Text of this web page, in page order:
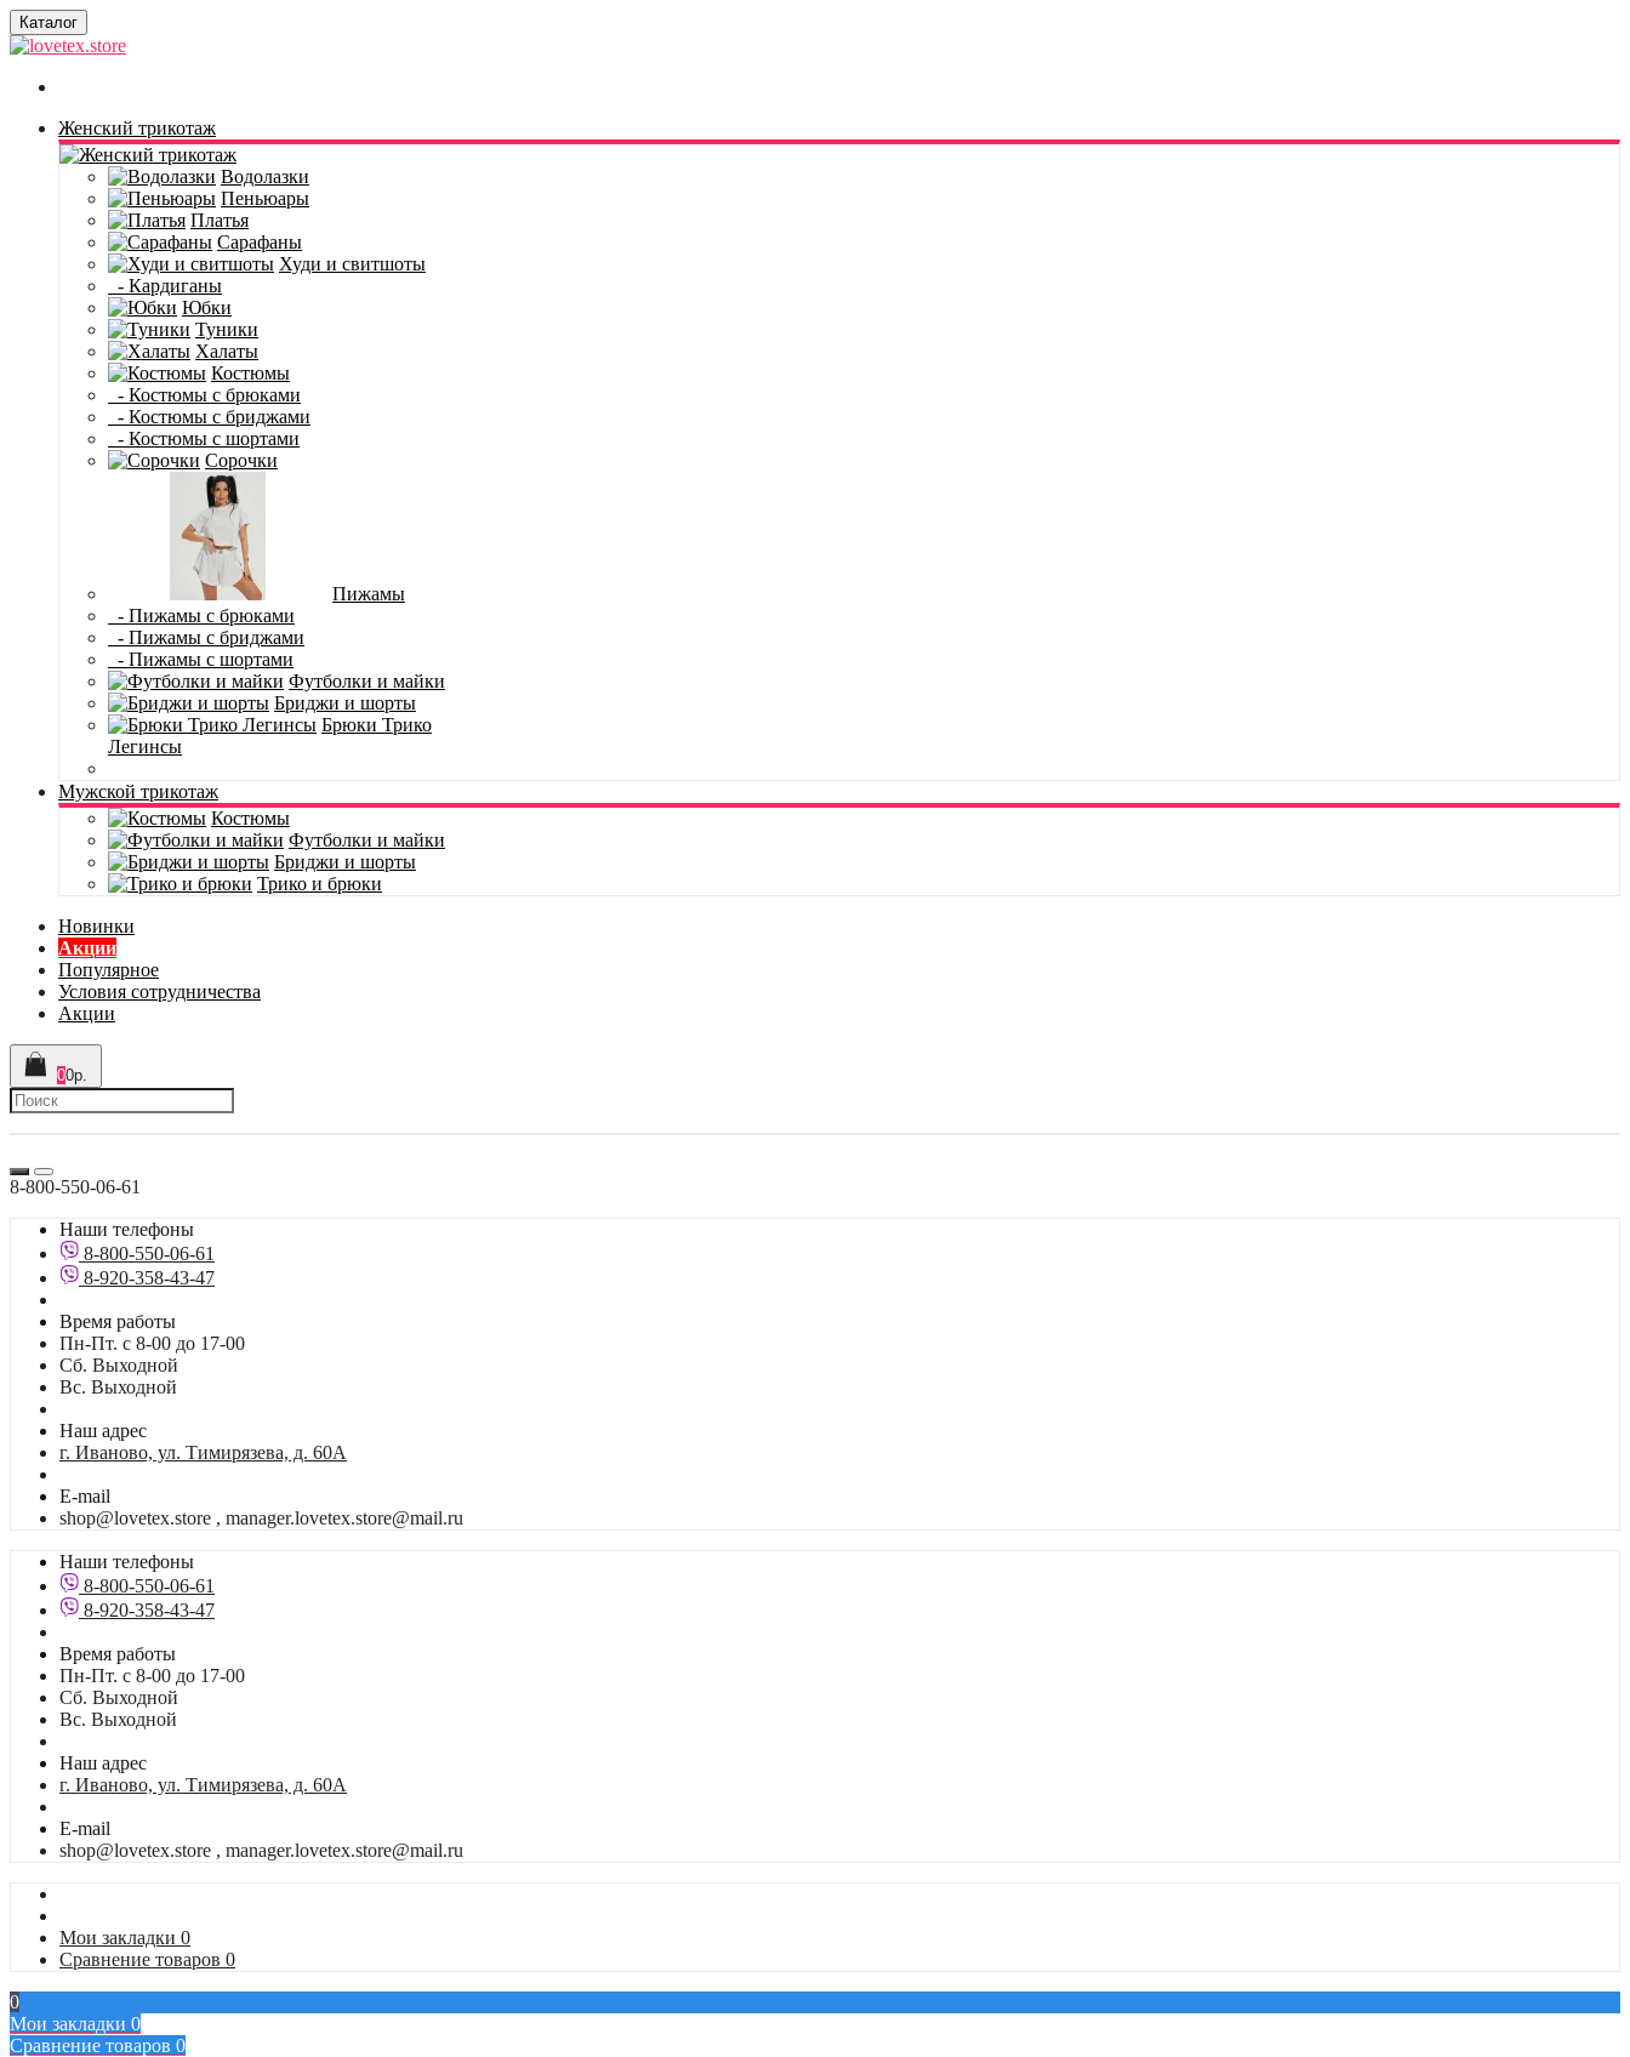
Каталог
Женский трикотаж
Водолазки
Пеньюары
Платья
Сарафаны
Худи и свитшоты
- Кардиганы
Юбки
Туники
Халаты
Костюмы
- Костюмы с брюками
- Костюмы с бриджами
- Костюмы с шортами
Сорочки
Пижамы
- Пижамы с брюками
- Пижамы с бриджами
- Пижамы с шортами
Футболки и майки
Бриджи и шорты
Брюки Трико
Легинсы
Мужской трикотаж
Костюмы
Футболки и майки
Бриджи и шорты
Трико и брюки
Новинки
Акции
Популярное
Условия сотрудничества
Акции
00р.
8-800-550-06-61
Наши телефоны
8-800-550-06-61
8-920-358-43-47
Время работы
Пн-Пт. с 8-00 до 17-00
Сб. Выходной
Вс. Выходной
Наш адрес
г. Иваново, ул. Тимирязева, д. 60А
E-mail
shop@lovetex.store , manager.lovetex.store@mail.ru
Наши телефоны
8-800-550-06-61
8-920-358-43-47
Время работы
Пн-Пт. с 8-00 до 17-00
Сб. Выходной
Вс. Выходной
Наш адрес
г. Иваново, ул. Тимирязева, д. 60А
E-mail
shop@lovetex.store , manager.lovetex.store@mail.ru
Мои закладки 0
Сравнение товаров 0
0
Мои закладки 0
Сравнение товаров 0